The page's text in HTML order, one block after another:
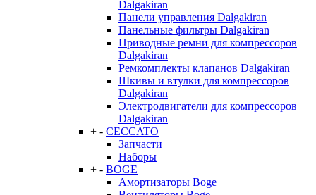
Dalgakiran
Панели управления Dalgakiran
Панельные фильтры Dalgakiran
Приводные ремни для компрессоров
Dalgakiran
Ремкомплекты клапанов Dalgakiran
Шкивы и втулки для компрессоров
Dalgakiran
Электродвигатели для компрессоров
Dalgakiran
+ - CECCATO
Запчасти
Наборы
+ - BOGE
Амортизаторы Boge